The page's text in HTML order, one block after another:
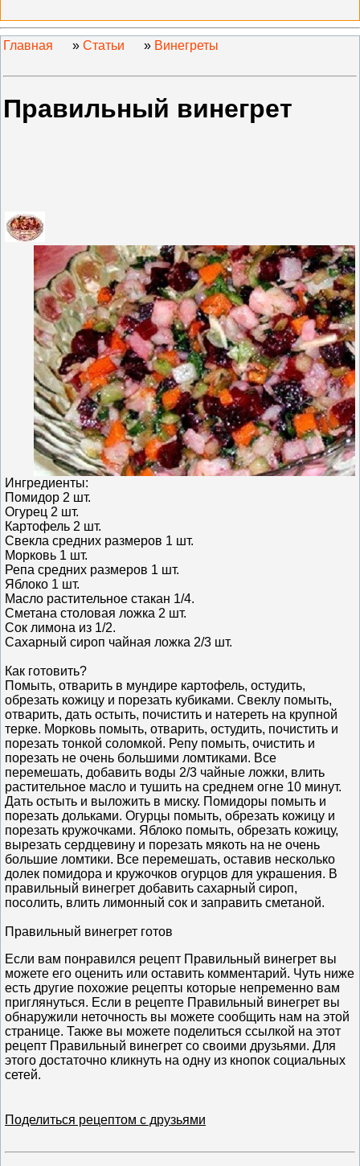
Главная » Статьи » Винегреты
Правильный винегрет
Ингредиенты:
Помидор 2 шт.
Огурец 2 шт.
Картофель 2 шт.
Свекла средних размеров 1 шт.
Морковь 1 шт.
Репа средних размеров 1 шт.
Яблоко 1 шт.
Масло растительное стакан 1/4.
Сметана столовая ложка 2 шт.
Сок лимона из 1/2.
Сахарный сироп чайная ложка 2/3 шт.
Как готовить?
Помыть, отварить в мундире картофель, остудить,
обрезать кожицу и порезать кубиками. Свеклу помыть,
отварить, дать остыть, почистить и натереть на крупной
терке. Морковь помыть, отварить, остудить, почистить и
порезать тонкой соломкой. Репу помыть, очистить и
порезать не очень большими ломтиками. Все
перемешать, добавить воды 2/3 чайные ложки, влить
растительное масло и тушить на среднем огне 10 минут.
Дать остыть и выложить в миску. Помидоры помыть и
порезать дольками. Огурцы помыть, обрезать кожицу и
порезать кружочками. Яблоко помыть, обрезать кожицу,
вырезать сердцевину и порезать мякоть на не очень
большие ломтики. Все перемешать, оставив несколько
долек помидора и кружочков огурцов для украшения. В
правильный винегрет добавить сахарный сироп,
посолить, влить лимонный сок и заправить сметаной.
Правильный винегрет готов
Если вам понравился рецепт Правильный винегрет вы
можете его оценить или оставить комментарий. Чуть ниже
есть другие похожие рецепты которые непременно вам
приглянуться. Если в рецепте Правильный винегрет вы
обнаружили неточность вы можете сообщить нам на этой
странице. Также вы можете поделиться ссылкой на этот
рецепт Правильный винегрет со своими друзьями. Для
этого достаточно кликнуть на одну из кнопок социальных
сетей.
Поделиться рецептом с друзьями